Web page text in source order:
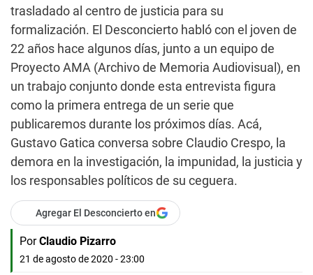
trasladado al centro de justicia para su
formalización. El Desconcierto habló con el joven de
22 años hace algunos días, junto a un equipo de
Proyecto AMA (Archivo de Memoria Audiovisual), en
un trabajo conjunto donde esta entrevista figura
como la primera entrega de un serie que
publicaremos durante los próximos días. Acá,
Gustavo Gatica conversa sobre Claudio Crespo, la
demora en la investigación, la impunidad, la justicia y
los responsables políticos de su ceguera.
Agregar El Desconcierto en
Por Claudio Pizarro
21 de agosto de 2020 - 23:00